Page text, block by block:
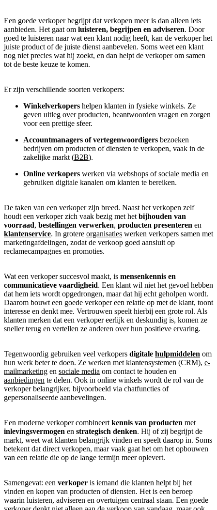
Een goede verkoper begrijpt dat verkopen meer is dan alleen iets
aanbieden. Het gaat om luisteren, begrijpen en adviseren. Door
goed te luisteren naar wat een klant nodig heeft, kan de verkoper het
juiste product of de juiste dienst aanbevelen. Soms weet een klant
nog niet precies wat hij zoekt, en dan helpt de verkoper om samen
tot de beste keuze te komen.
Er zijn verschillende soorten verkopers:
Winkelverkopers helpen klanten in fysieke winkels. Ze
geven uitleg over producten, beantwoorden vragen en zorgen
voor een prettige sfeer.
Accountmanagers of vertegenwoordigers bezoeken
bedrijven om producten of diensten te verkopen, vaak in de
zakelijke markt (B2B).
Online verkopers werken via webshops ofsociale media en
gebruiken digitale kanalen om klanten te bereiken.
De taken van een verkoper zijn breed. Naast het verkopen zelf
houdt een verkoper zich vaak bezig met het bijhouden van
voorraad, bestellingen verwerken, producten presenteren en
klantenservice. In grotere organisaties werken verkopers samen met
marketingafdelingen, zodat de verkoop goed aansluit op
reclamecampagnes en promoties.
Wat een verkoper succesvol maakt, is mensenkennis en
communicatieve vaardigheid. Een klant wil niet het gevoel hebben
dat hem iets wordt opgedrongen, maar dat hij echt geholpen wordt.
Daarom bouwt een goede verkoper een relatie op met de klant, toont
interesse en denkt mee. Vertrouwen speelt hierbij een grote rol. Als
klanten merken dat een verkoper eerlijk en deskundig is, komen ze
sneller terug en vertellen ze anderen over hun positieve ervaring.
Tegenwoordig gebruiken veel verkopers digitale hulpmiddelen om
hun werk beter te doen. Ze werken met klantensystemen (CRM), e-
mailmarketing en sociale media om contact te houden en
aanbiedingen te delen. Ook in online winkels wordt de rol van de
verkoper belangrijker, bijvoorbeeld via chatfuncties of
gepersonaliseerde aanbevelingen.
Een moderne verkoper combineert kennis van producten met
inlevingsvermogen en strategisch denken. Hij of zij begrijpt de
markt, weet wat klanten belangrijk vinden en speelt daarop in. Soms
betekent dat direct verkopen, maar vaak gaat het om het opbouwen
van een relatie die op de lange termijn meer oplevert.
Samengevat: een verkoper is iemand die klanten helpt bij het
vinden en kopen van producten of diensten. Het is een beroep
waarin luisteren, adviseren en overtuigen centraal staan. Een goede